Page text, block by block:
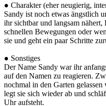
● Charakter (eher neugierig,
Sandy ist noch etwas ängstlich
ihr sichtbar und langsam nähert,
schnellen Bewegungen oder
sie und geht ein paar Schritte
● Sonstiges
Der Name Sandy war ihr
auf den Namen zu reagieren.
nochmal in den Garten
legt sie sich wieder ab und
Uhr aufsteht.